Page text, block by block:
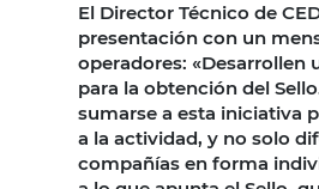
El Director Técnico de
presentación con un
operadores: «Desarrollen
para la obtención del
sumarse a esta iniciativa
a la actividad, y no solo
compañías en forma